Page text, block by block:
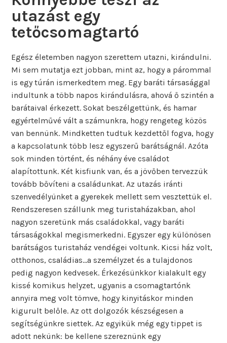
utazást egy
tetőcsomagtartó
Egész életemben nagyon szerettem utazni, kirándulni.
Mi sem mutatja ezt jobban, mint az, hogy a párommal
is egy túrán ismerkedtem meg. Egy baráti társasággal
indultunk a több napos kirándulásra, ahová ő szintén a
barátaival érkezett. Sokat beszélgettünk, és hamar
egyértelművé vált a számunkra, hogy rengeteg közös
van bennünk. Mindketten tudtuk kezdettől fogva, hogy
a kapcsolatunk több lesz egyszerű barátságnál. Azóta
sok minden történt, és néhány éve családot
alapítottunk. Két kisfiunk van, és a jövőben tervezzük
tovább bővíteni a családunkat. Az utazás iránti
szenvedélyünket a gyerekek mellett sem vesztettük el.
Rendszeresen szállunk meg turistaházakban, ahol
nagyon szeretünk más családokkal, vagy baráti
társaságokkal megismerkedni. Egyszer egy különösen
barátságos turistaház vendégei voltunk. Kicsi ház volt,
otthonos, családias…a személyzet és a tulajdonos
pedig nagyon kedvesek. Érkezésünkkor kialakult egy
kissé komikus helyzet, ugyanis a csomagtartónk
annyira meg volt tömve, hogy kinyitáskor minden
kigurult belőle. Az ott dolgozók készségesen a
segítségünkre siettek. Az egyikük még egy tippet is
adott nekünk: be kellene szereznünk egy